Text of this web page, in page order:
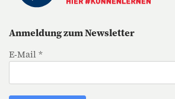
Anmeldung zum Newsletter
E-Mail *